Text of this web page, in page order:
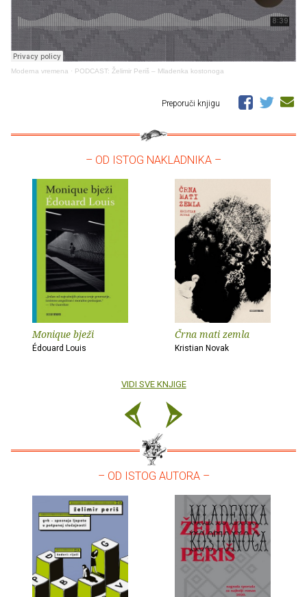
Moderna vremena · PODCAST: Želimir Periš – Mladenka kostonoga
Preporuči knjigu
– OD ISTOG NAKLADNIKA –
Monique bježi
Édouard Louis
Črna mati zemla
Kristian Novak
VIDI SVE KNJIGE
– OD ISTOG AUTORA –